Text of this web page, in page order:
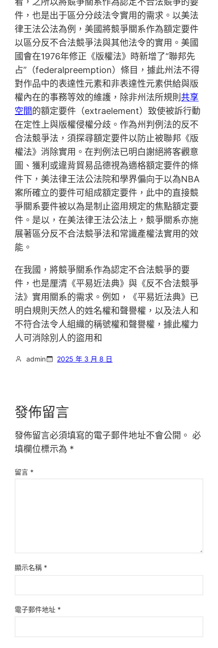
件，也是出于區分分歧法令實用的需求。以美法
律王法公法為例，美國將競爭關系作為額定要件
以區分反不合法競爭法與其他法令的實用。美國
國會在1976年修正《版權法》時新增了“聯邦先
占”（federalpreemption）條目，據此州法不得
對作品中的表達性元素和非表達性元素供給與版
權內在的事務等效的維護，除非州法所規則共享
空間的額定要件（extraelement）致使被訴行動
在定性上與版權侵權分歧。作為州判例法的反不
合法競爭法，須探尋額定要件以防止被聯邦《版
權法》消除實用。在判例法已明白謝絕將客觀意
圖、獲利或違背貿易品德視為適格額定要件的條
件下，美法律王法公法院和學界偏向于以為NBA
案所確立的要件可組成額定要件，此中的直接競
爭關系要件被以為是制止盜用規定的焦點額定要
件。是以，在美法律王法公法上，競爭關系亦施
展著區分反不合法競爭法和常識產權法實用的效
能。
在我國，將競爭關系作為認定不合法競爭的要
件，也是厘清《平易近法典》與《反不合法競爭
法》實用關系的需求。例如，《平易近法典》已
明白規則天然人的姓名權和聲譽權，以及法人和
不符合法令人組織的稱號權和聲譽權，據此權力
人可消除別人的盜用和
admin 2025 年 3 月 8 日
發佈留言
發佈留言必須填寫的電子郵件地址不會公開。 必
填欄位標示為 *
留言 *
顯示名稱 *
電子郵件地址 *